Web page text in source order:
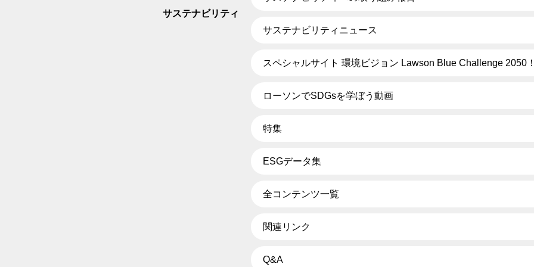
サステナビリティ
サステナビリティニュース
スペシャルサイト 環境ビジョン Lawson Blue Challenge 2050
ローソンでSDGsを学ぼう動画
特集
ESGデータ集
全コンテンツ一覧
関連リンク
Q&A